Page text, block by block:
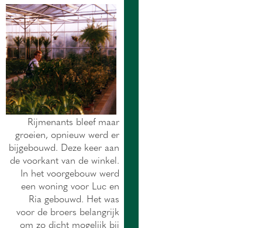
Rijmenants bleef maar
groeien, opnieuw werd er
bijgebouwd. Deze keer aan
de voorkant van de winkel.
In het voorgebouw werd
een woning voor Luc en
Ria gebouwd. Het was
voor de broers belangrijk
om zo dicht mogelijk bij